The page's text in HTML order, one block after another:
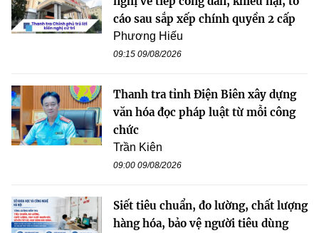
cáo sau sắp xếp chính quyền 2 cấp
Phương Hiếu
09:15 09/08/2026
Thanh tra tỉnh Điện Biên xây dựng
văn hóa đọc pháp luật từ mỗi công
chức
Trần Kiên
09:00 09/08/2026
Siết tiêu chuẩn, đo lường, chất lượng
hàng hóa, bảo vệ người tiêu dùng